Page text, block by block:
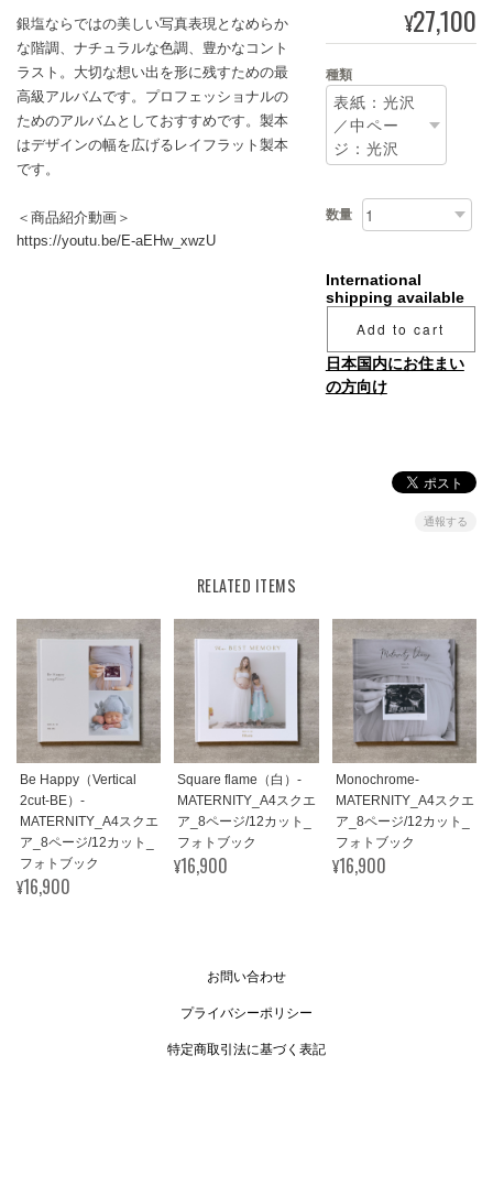
銀塩ならではの美しい写真表現となめらか
な階調、ナチュラルな色調、豊かなコント
ラスト。大切な想い出を形に残すための最
高級アルバムです。プロフェッショナルの
ためのアルバムとしておすすめです。製本
はデザインの幅を広げるレイフラット製本
です。
＜商品紹介動画＞
https://youtu.be/E-aEHw_xwzU
¥27,100
種類
数量
International
shipping available
Add to cart
日本国内にお住まい
の方向け
通報する
RELATED ITEMS
Be Happy（Vertical
2cut-BE）-
MATERNITY_A4スクエ
ア_8ページ/12カット_
フォトブック
¥16,900
Square flame（白）-
MATERNITY_A4スクエ
ア_8ページ/12カット_
フォトブック
¥16,900
Monochrome-
MATERNITY_A4スクエ
ア_8ページ/12カット_
フォトブック
¥16,900
お問い合わせ
プライバシーポリシー
特定商取引法に基づく表記